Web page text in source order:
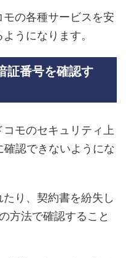
の各種サービスを安
うになります。
証番号を確認す
モのセキュリティ上
認できないようにな
り、契約書を紛失し
方法で確認すること